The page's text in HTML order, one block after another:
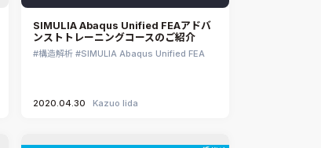
SIMULIA Abaqus Unified FEAアドバ
ンストトレーニングコースのご紹介
構造解析 SIMULIA Abaqus Unified FEA
2020.04.30 Kazuo Iida